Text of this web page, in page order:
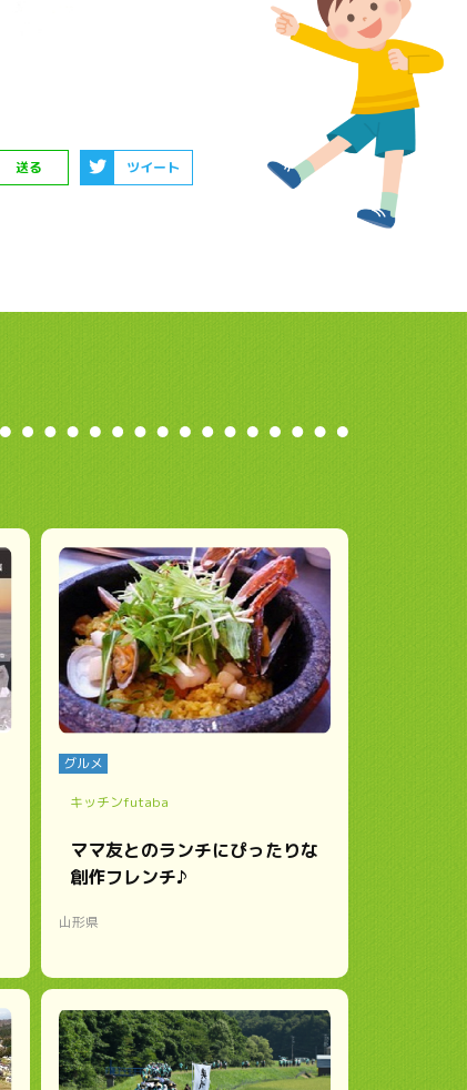
送る ツイート
グルメ
キッチンfutaba
ママ友とのランチにぴったりな
創作フレンチ♪
山形県